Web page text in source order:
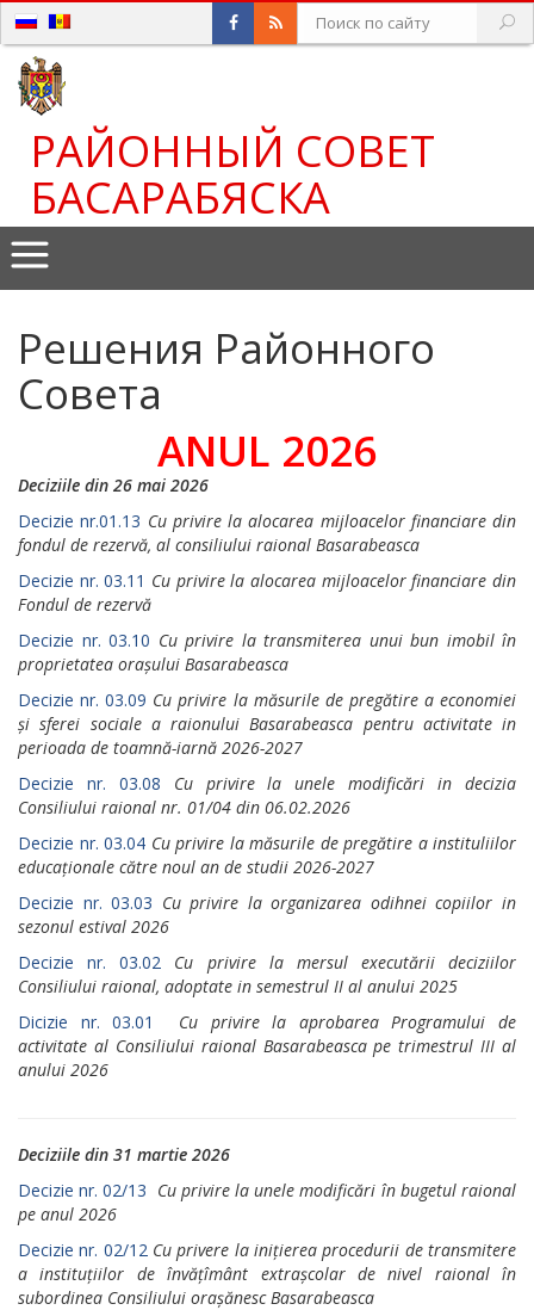
РАЙОННЫЙ СОВЕТ
БАСАРАБЯСКА
Решения Районного
Совета
ANUL 2026
Deciziile din 26 mai 2026
Decizie nr.01.13 Cu privire la alocarea mijloacelor financiare din
fondul de rezervă, al consiliului raional Basarabeasca
Decizie nr. 03.11 Cu privire la alocarea mijloacelor financiare din
Fondul de rezervă
Decizie nr. 03.10 Cu privire la transmiterea unui bun imobil în
proprietatea orașului Basarabeasca
Decizie nr. 03.09 Cu privire la măsurile de pregătire a economiei
și sferei sociale a raionului Basarabeasca pentru activitate in
perioada de toamnă-iarnă 2026-2027
Decizie nr. 03.08 Cu privire la unele modificări in decizia
Consiliului raional nr. 01/04 din 06.02.2026
Decizie nr. 03.04 Cu privire la măsurile de pregătire a instituliilor
educaționale către noul an de studii 2026-2027
Decizie nr. 03.03 Cu privire la organizarea odihnei copiilor in
sezonul estival 2026
Decizie nr. 03.02
Cu privire la mersul executării deciziilor
Consiliului raional, adoptate in semestrul II al anului 2025
Dicizie nr. 03.01 Cu privire la aprobarea Programului de
activitate al Consiliului raional Basarabeasca pe trimestrul III al
anului 2026
Deciziile din 31 martie 2026
Decizie nr. 02/13 Cu privire la unele modificări în bugetul raional
pe anul 2026
Decizie nr. 02/12 Cu privere la inițierea procedurii de transmitere
a instituțiilor de învățîmânt extrașcolar de nivel raional în
subordinea Consiliului orașănesc Basarabeasca